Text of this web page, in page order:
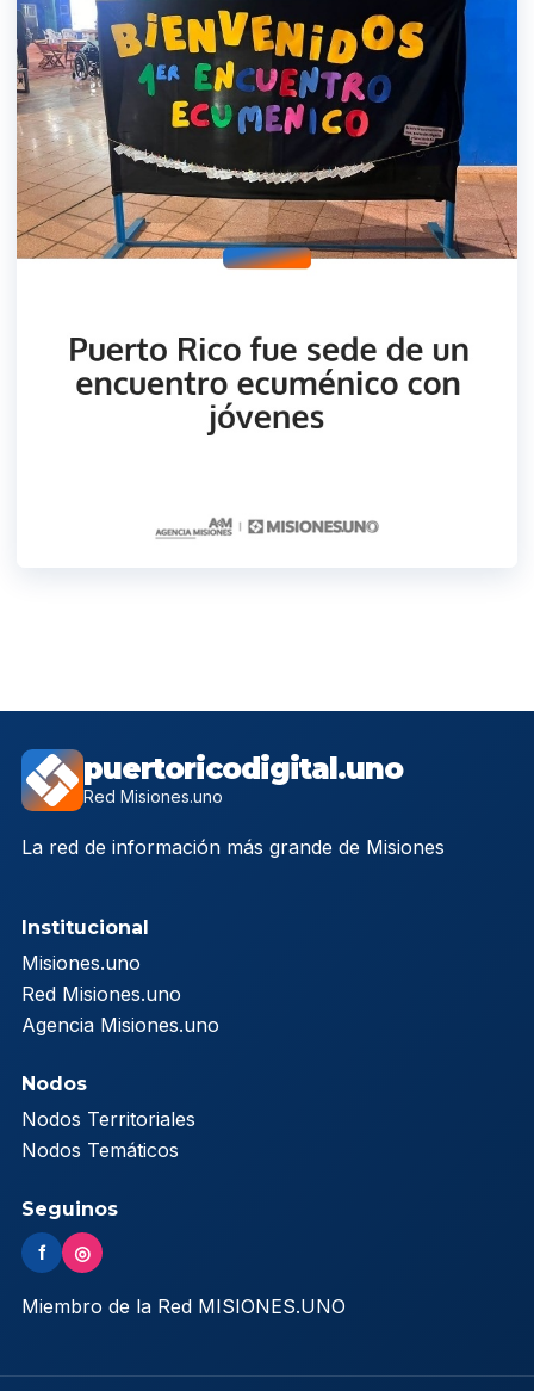
puertoricodigital.uno
Red Misiones.uno
La red de información más grande de Misiones
Institucional
Misiones.uno
Red Misiones.uno
Agencia Misiones.uno
Nodos
Nodos Territoriales
Nodos Temáticos
Seguinos
f ◎
Miembro de la Red MISIONES.UNO